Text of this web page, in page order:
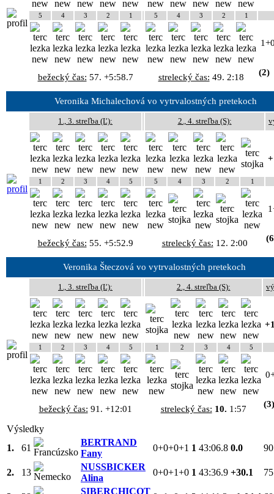
5 4 3 2 1 5 4 3 2 1
bežecký čas: 57. +5:58.7 strelecký čas: 49. 2:18 (2)
Veronika Michalechová vo vytrvalostných pretekoch
1., 3. streľba (Ľ): 2., 4. streľba (S):
1 2 3 4 5 5 4 3 2 1
bežecký čas: 55. +5:52.9 strelecký čas: 12. 2:00
Veronika Šteczová vo vytrvalostných pretekoch
1., 3. streľba (Ľ): 2., 4. streľba (S):
1 2 3 4 5 1 2 3 4 5
bežecký čas: 91. +12:01 strelecký čas: 10. 1:57 (3)
Výsledky
1.
61
BERTRAND
Fany
0+0+0+1 1 43:06.8 0.0 90
2. 13
NUSSBICKER
Alina
0+0+1+0 1 43:36.9 +30.1 75
SIBERCHICOT